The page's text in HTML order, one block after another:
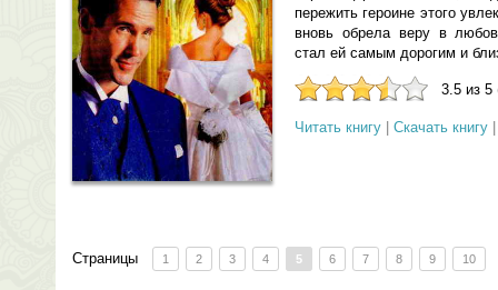
пережить героине этого
вновь обрела веру в
стал ей самым дорогим и
3.5 из 5
Читать книгу Скачать книгу
Страницы 1 2 3 4 5 6 7 8 9 10